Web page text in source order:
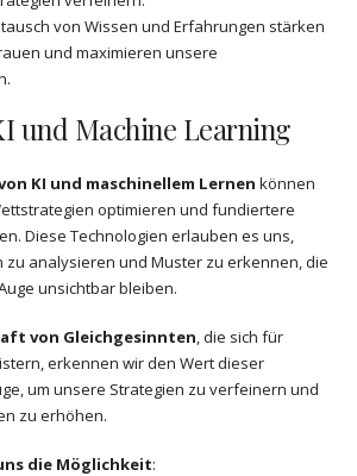
von Wissen und Erfahrungen stärken
und maximieren unsere
und Machine Learning
KI und maschinellem Lernen können
optimieren und fundiertere
Diese Technologien erlauben es uns,
zu analysieren und Muster zu erkennen, die
unsichtbar bleiben.
von Gleichgesinnten, die sich für
erkennen wir den Wert dieser
um unsere Strategien zu verfeinern und
zu erhöhen.
die Möglichkeit: